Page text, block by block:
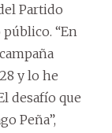
Partido
“En
y lo he
desafío que
Peña”,